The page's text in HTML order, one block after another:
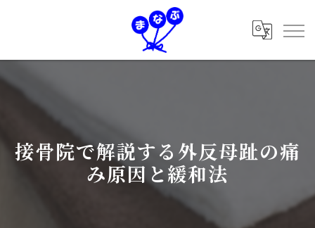
接骨院で解説する外反母趾の痛
み原因と緩和法